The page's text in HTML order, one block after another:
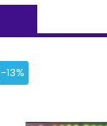
-13%